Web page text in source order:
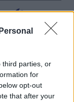
third parties, or
for
opt-out
that after your
ΚΑΘΑΡΟΣ
ΚΑΘΑΡΟΣ